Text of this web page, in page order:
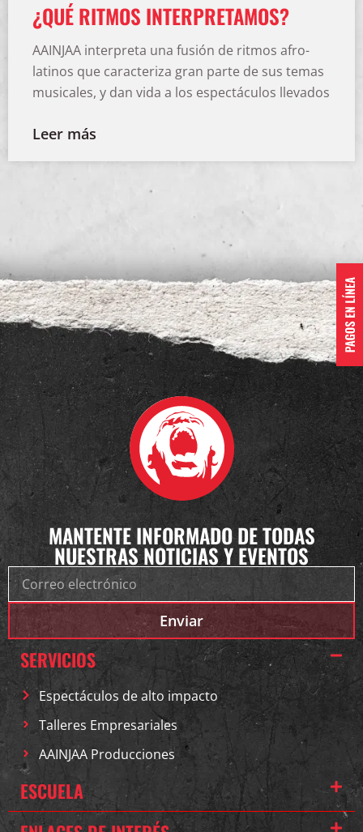
¿QUÉ RITMOS INTERPRETAMOS?
AAINJAA interpreta una fusión de ritmos afro-
latinos que caracteriza gran parte de sus temas
musicales, y dan vida a los espectáculos llevados
Leer más
MANTENTE INFORMADO DE TODAS
NUESTRAS NOTICIAS Y EVENTOS
Enviar
SERVICIOS
Espectáculos de alto impacto
Talleres Empresariales
AAINJAA Producciones
ESCUELA